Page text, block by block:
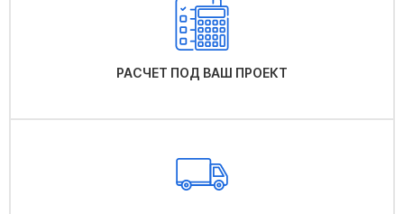
РАСЧЕТ ПОД ВАШ ПРОЕКТ